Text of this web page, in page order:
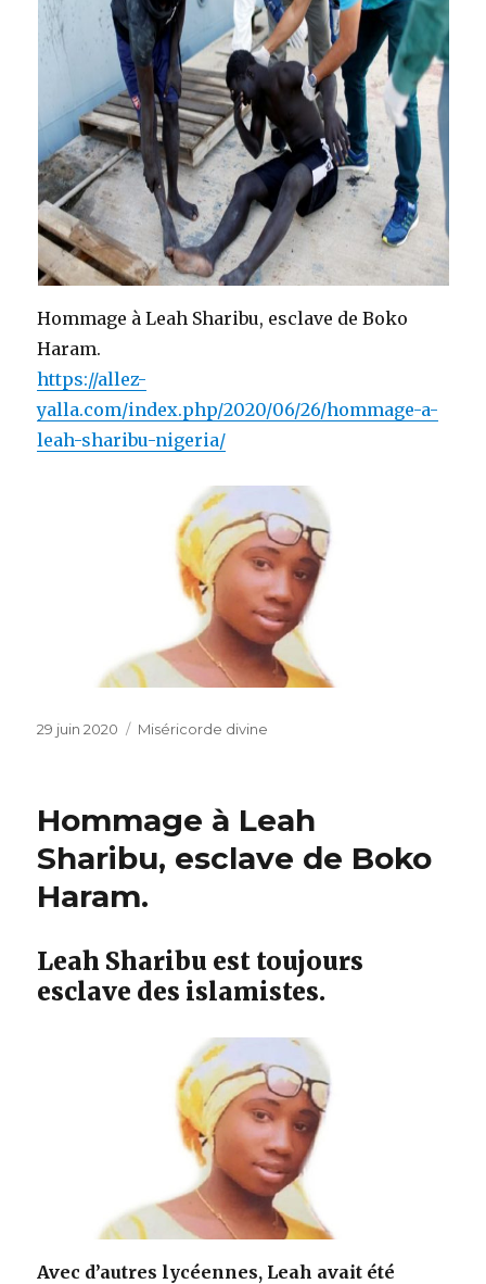
Hommage à Leah Sharibu, esclave de Boko
Haram.
https://allez-
yalla.com/index.php/2020/06/26/hommage-a-
leah-sharibu-nigeria/
Publié
29 juin 2020 Catégories
Miséricorde divine
Hommage à Leah
Sharibu, esclave de Boko
Haram.
Leah Sharibu est toujours
esclave des islamistes.
Avec d’autres lycéennes, Leah avait été